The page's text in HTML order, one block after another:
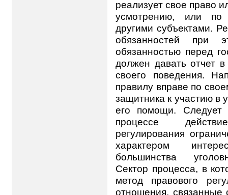
реализует свое право
усмотрению, или по
другими субъектами.
обязанностей при
обязанностью перед
должен давать отчет
своего поведения.
правилу вправе по
защитника к участию в
его помощи. Следует
процессе
регулирования
характером
большинства
Сектор процесса, в
метод правового
отношения, связанные